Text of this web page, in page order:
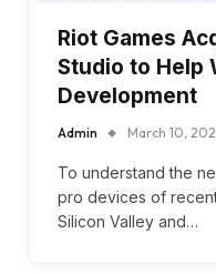
Riot Games
Studio to Help
Development
Admin March 10,
To understand the
pro devices of
Silicon Valley and…